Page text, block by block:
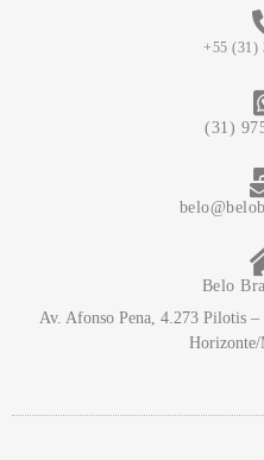
+55 (31)
(31)
Belo
Av. Afonso Pena, 4.273 Pilotis